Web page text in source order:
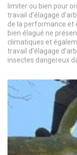
limiter ou bien pour
travail d’élagage
de la performance et
bien élagué ne
climatiques et
travail d’élagage
insectes dangereux